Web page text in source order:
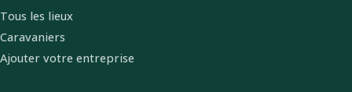
Tous les lieux
Caravaniers
Ajouter votre entreprise